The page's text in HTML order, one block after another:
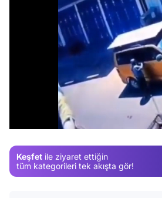
Keşfet ile ziyaret ettiğin
tüm kategorileri tek akışta gör!